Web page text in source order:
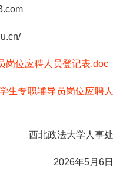
岗位应聘人员登记表.doc
生专职辅导员岗位应聘人
西北政法大学人事处
2026年5月6日